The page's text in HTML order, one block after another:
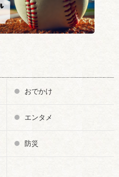
おでかけ
エンタメ
防災